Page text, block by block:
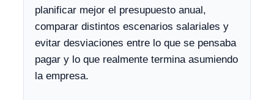
planificar mejor el presupuesto anual,
comparar distintos escenarios salariales y
evitar desviaciones entre lo que se pensaba
pagar y lo que realmente termina asumiendo
la empresa.